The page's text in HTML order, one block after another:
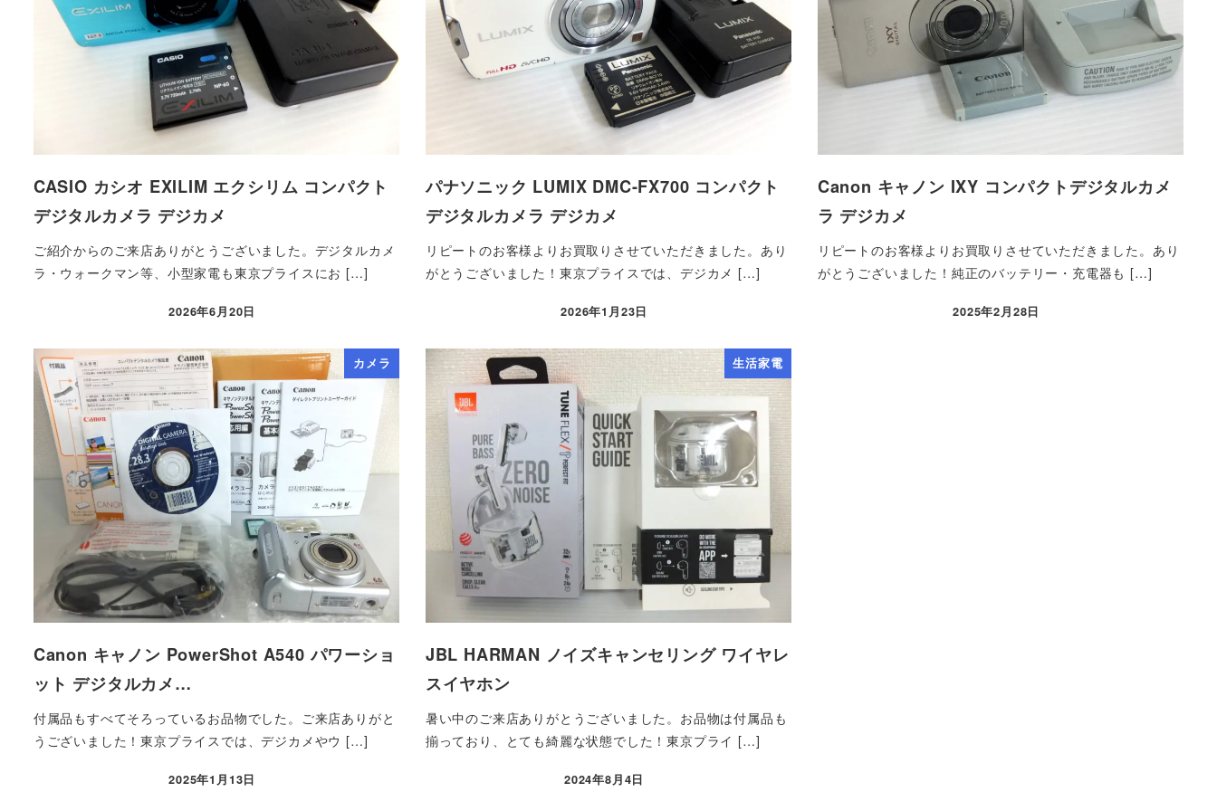
CASIO カシオ EXILIM エクシリム コンパクト
デジタルカメラ デジカメ
ご紹介からのご来店ありがとうございました。デジタルカメ
ラ・ウォークマン等、小型家電も東京プライスにお […]
2026年6月20日
パナソニック LUMIX DMC-FX700 コンパクト
デジタルカメラ デジカメ
リピートのお客様よりお買取りさせていただきました。あり
がとうございました！東京プライスでは、デジカメ […]
2026年1月23日
Canon キャノン IXY コンパクトデジタルカメ
ラ デジカメ
リピートのお客様よりお買取りさせていただきました。あり
がとうございました！純正のバッテリー・充電器も […]
2025年2月28日
カメラ
Canon キャノン PowerShot A540 パワーショ
ット デジタルカメ…
付属品もすべてそろっているお品物でした。ご来店ありがと
うございました！東京プライスでは、デジカメやウ […]
2025年1月13日
生活家電
JBL HARMAN ノイズキャンセリング ワイヤレ
スイヤホン
暑い中のご来店ありがとうございました。お品物は付属品も
揃っており、とても綺麗な状態でした！東京プライ […]
2024年8月4日